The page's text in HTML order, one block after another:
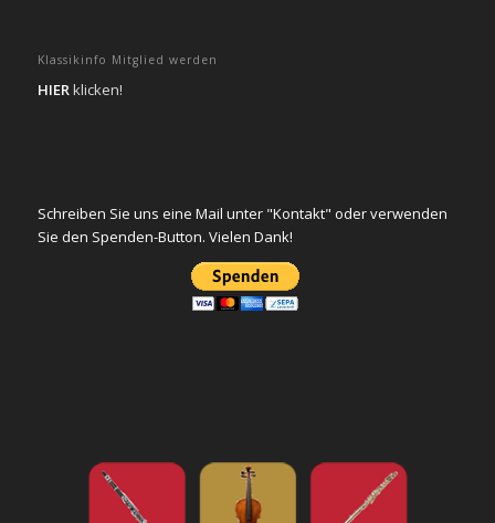
Klassikinfo Mitglied werden
HIERklicken!
Schreiben Sie uns eine Mail unter "Kontakt" oder verwenden
Sie den Spenden-Button. Vielen Dank!